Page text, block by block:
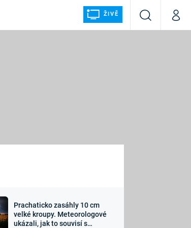
ŽIVĚ
VyhledáváníMůj
Sledujte nás
Prachaticko zasáhly 10 cm
velké kroupy. Meteorologové
ukázali, jak to souvisí s